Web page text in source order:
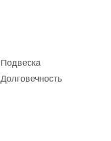
Подвеска
Долговечность